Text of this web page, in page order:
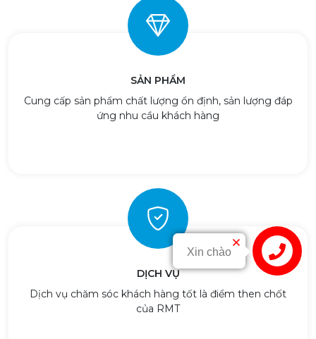
SẢN PHẨM
Cung cấp sản phẩm chất lượng ổn định, sản lượng đáp
ứng nhu cầu khách hàng
DỊCH VỤ
Dịch vụ chăm sóc khách hàng tốt là điểm then chốt
của RMT
Liên hệ